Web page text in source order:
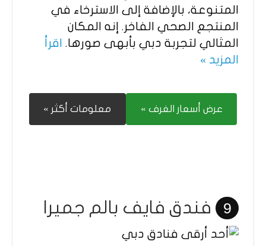
المتنوعة، بالإضافة إلى الاسترخاء في
المنتجع الصحي الفاخر. إنه المكان
المثالي لتجربة دبي بأبهى صورها. اقرأ
المزيد »
عرض أسعار الغرف » معلومات أكثر »
9 فندق فايف بالم جميرا